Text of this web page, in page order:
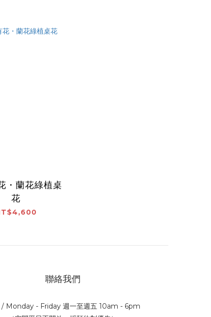
・蘭花綠植桌
花
聯絡我們
/ Monday - Friday 週一至週五 10am - 6pm